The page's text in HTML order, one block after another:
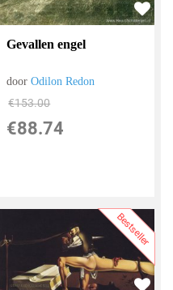
Gevallen engel
doorOdilon Redon
€153.00
€88.74
Bestseller